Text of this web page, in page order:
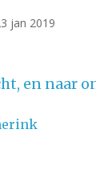
jan 2019
en naar